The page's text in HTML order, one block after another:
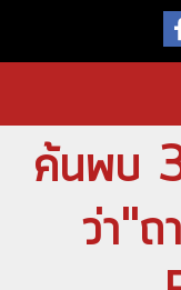
ค้นพบ
ว่า"